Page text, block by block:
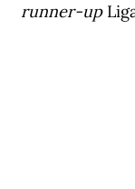
runner-up